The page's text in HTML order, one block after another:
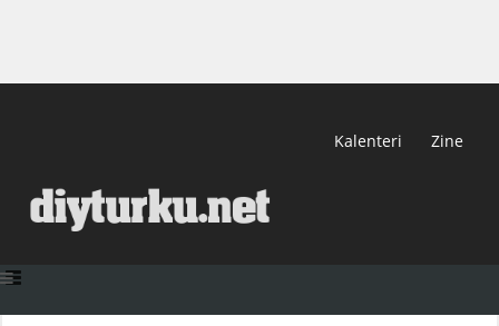
Kalenteri Zine